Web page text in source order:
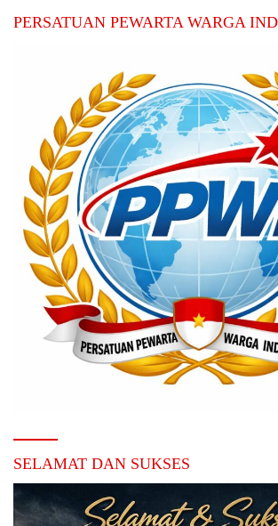
PERSATUAN PEWARTA WARGA
SELAMAT DAN SUKSES